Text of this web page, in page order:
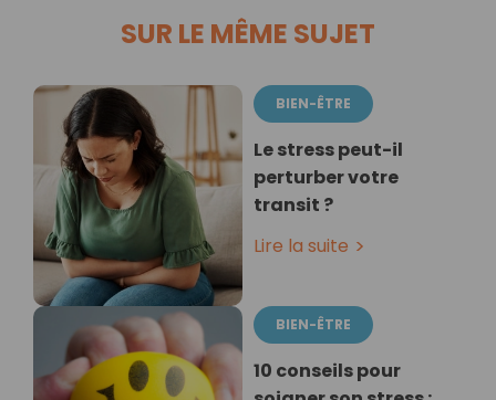
SUR LE MÊME SUJET
BIEN-ÊTRE
Le stress peut-il
perturber votre
transit ?
Lire la suite
BIEN-ÊTRE
10 conseils pour